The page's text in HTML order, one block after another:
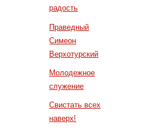
радость
Праведный
Симеон
Верхотурский
Молодежное
служение
Свистать всех
наверх!